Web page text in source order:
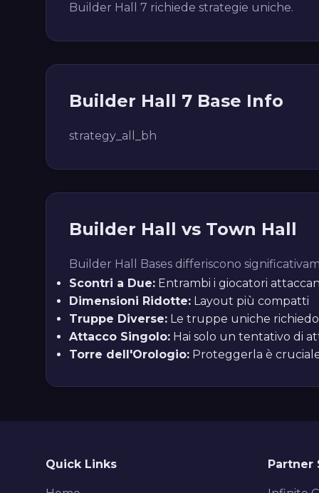
Builder Hall 7 richiede strategie uniche.
Builder Hall 7 Base Info
strategy_all_bh
Builder Hall vs Town Hall
Builder Hall Bases differiscono
Scontri a Due: Entrambi i giocatori
Dimensioni Ridotte: Layout più compatti
Truppe Diverse: Le truppe uniche
Attacco Singolo: Hai solo un tentativo di
Torre dell'Orologio: Proteggerla è
Quick Links Partner